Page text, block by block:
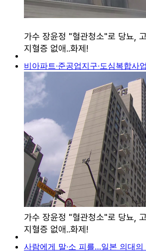
비아파트·준공업지구·도심복합사
사람에게 말·소 피를…일본 의대